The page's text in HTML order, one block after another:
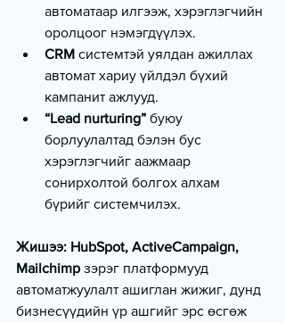
автоматаар илгээж, хэрэглэгчийн
оролцоог нэмэгдүүлэх.
CRM системтэй уялдан ажиллах
автомат хариу үйлдэл бүхий
кампанит ажлууд.
“Lead nurturing” буюу
борлуулалтад бэлэн бус
хэрэглэгчийг аажмаар
сонирхолтой болгох алхам
бүрийг системчилэх.
Жишээ: HubSpot, ActiveCampaign,
Mailchimp зэрэг платформууд
автоматжуулалт ашиглан жижиг, дунд
бизнесүүдийн үр ашгийг эрс өсгөж